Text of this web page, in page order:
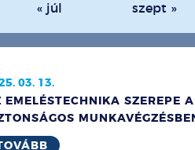
« júl szept »
03. 13.
EMELÉSTECHNIKA SZEREPE A